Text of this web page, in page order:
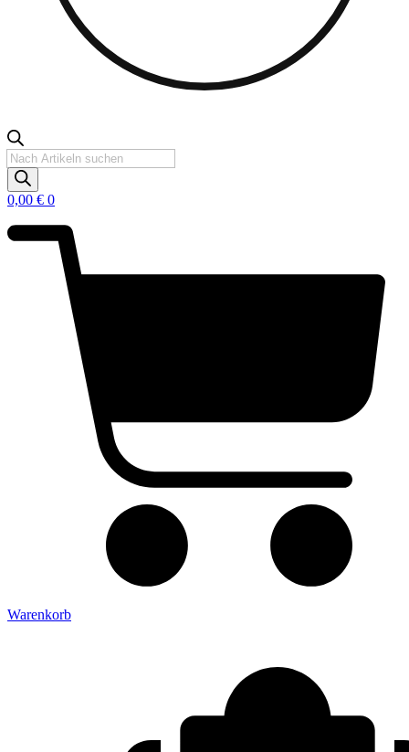
Products
search
0,00 € 0
Warenkorb